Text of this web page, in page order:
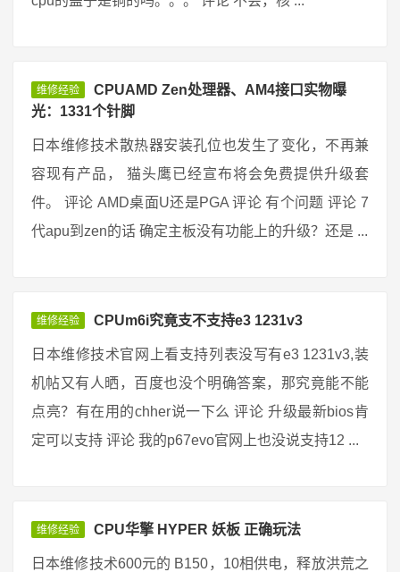
维修经验
CPUAMD Zen处理器、AM4接口实物曝
光：1331个针脚
日本维修技术散热器安装孔位也发生了变化，不再兼
容现有产品， 猫头鹰已经宣布将会免费提供升级套
件。 评论 AMD桌面U还是PGA 评论 有个问题 评论 7
代apu到zen的话 确定主板没有功能上的升级？还是 ...
维修经验 CPUm6i究竟支不支持e3 1231v3
日本维修技术官网上看支持列表没写有e3 1231v3,装
机帖又有人晒，百度也没个明确答案，那究竟能不能
点亮？有在用的chher说一下么 评论 升级最新bios肯
定可以支持 评论 我的p67evo官网上也没说支持12 ...
维修经验 CPU华擎 HYPER 妖板 正确玩法
日本维修技术600元的 B150，10相供电，释放洪荒之